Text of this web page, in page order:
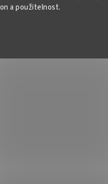
a použitelnost.